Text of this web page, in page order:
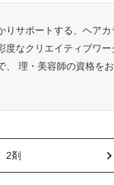
サポートする、ヘアカ
なクリエイティブワー
、 理・美容師の資格を
2剤